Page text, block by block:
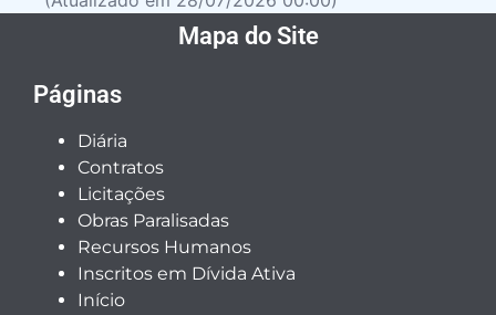
Mapa do Site
Páginas
Diária
Contratos
Licitações
Obras Paralisadas
Recursos Humanos
Inscritos em Dívida Ativa
Início